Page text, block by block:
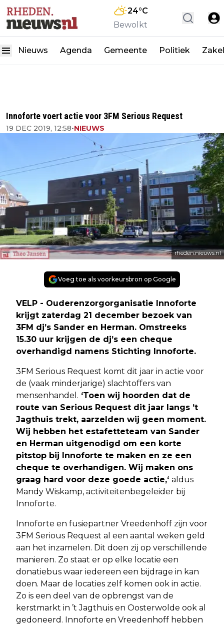
24°C
Bewolkt
Nieuws Agenda Gemeente Politiek
Innoforte voert actie voor 3FM Serious Request
19 DEC 2019, 12:58•NIEUWS
rheden.nieuws.nl
Voeg toe als voorkeursbron op Google
VELP - Ouderenzorgorganisatie Innoforte
krijgt zaterdag 21 december bezoek van
3FM dj’s Sander en Herman. Omstreeks
15.30 uur krijgen de dj’s een cheque
overhandigd namens Stichting Innoforte.
3FM Serious Request komt dit jaar in actie voor
de (vaak minderjarige) slachtoffers van
mensenhandel. ‘Toen wij hoorden dat de
route van Serious Request dit jaar langs ’t
Jagthuis trekt, aarzelden wij geen moment.
Wij hebben het estafetteteam van Sander
en Herman uitgenodigd om een korte
pitstop bij Innoforte te maken en ze een
cheque te overhandigen. Wij maken ons
graag hard voor deze goede actie,‘ aldus
Mandy Wiskamp, activiteitenbegeleider bij
Innoforte.
Innoforte en fusiepartner Vreedenhoff zijn voor
3FM Serious Request al een aantal weken geld
aan het inzamelen. Dit doen zij op verschillende
manieren. Zo staat er op elke locatie een
donatiebus waar iedereen een bijdrage in kan
doen. Maar de locaties zelf komen ook in actie.
Zo is een deel van de opbrengst van de
kerstmarkt in ’t Jagthuis en Oosterwolde ook al
gedoneerd. Innoforte en Vreedenhoff hebben